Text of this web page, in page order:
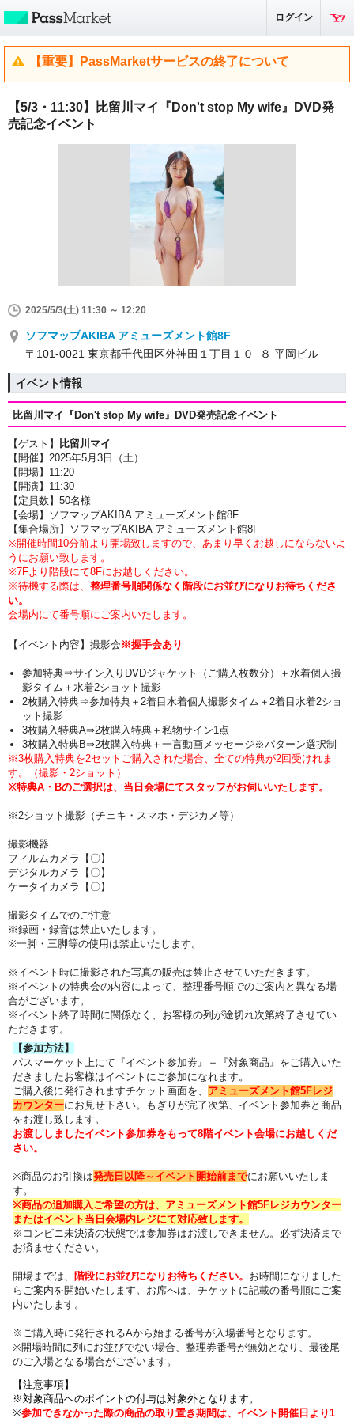
ログイン
【重要】PassMarketサービスの終了について
【5/3・11:30】比留川マイ『Don't stop My wife』DVD発
売記念イベント
2025/5/3(土) 11:30 ～ 12:20
ソフマップAKIBA アミューズメント館8F
〒101-0021 東京都千代田区外神田１丁目１０−８ 平岡ビル
イベント情報
比留川マイ『Don't stop My wife』 DVD発売記念イベント
【ゲスト】
比留川マイ
【開催】2025年5月3日（土）
【開場】11:20
【開演】11:30
【定員数】50名様
【会場】ソフマップAKIBA アミューズメント館8F
【集合場所】ソフマップAKIBA アミューズメント館8F
※開催時間10分前より開場致しますので、あまり早くお越しにならないよ
うにお願い致します。
※7Fより階段にて8Fにお越しください。
※待機する際は、 整理番号順関係なく階段にお並びになりお待ちくださ
い。
会場内にて番号順にご案内いたします。
【イベント内容】撮影会 ※握手会あり
参加特典⇒サイン入りDVDジャケット（ご購入枚数分）＋ 水着個人撮
影タイム ＋水着2ショット撮影
2枚購入特典⇒参加特典 ＋2着目水着個人撮影タイム＋2着目水着2ショ
ット撮影
3枚購入特典A⇒2枚購入特典＋私物サイン1点
3枚購入特典B⇒2枚購入特典＋一言動画メッセージ※パターン選択制
※3枚購入特典を2セットご購入された場合、全ての特典が2回受けれま
す。（撮影・2ショット）
※特典A・Bのご選択は、当日会場にてスタッフがお伺いいたします。
※2ショット撮影（チェキ・スマホ・デジカメ等）
撮影機器
フィルムカメラ【〇】
デジタルカメラ【〇】
ケータイカメラ【〇】
撮影タイムでのご注意
※録画・録音は禁止いたします。
※一脚・三脚等の使用は禁止いたします。
※イベント時に撮影された写真の販売は禁止させていただきます。
※イベントの特典会の内容によって、整理番号順でのご案内と異なる場
合がございます。
※イベント終了時間に関係なく、お客様の列が途切れ次第終了させてい
ただきます。
【参加方法】
パスマーケット上にて『イベント参加券』＋『対象商品』をご購入いた
だきましたお客様はイベントにご参加になれます。
ご購入後に発行されますチケット画面を、 アミューズメント館5Fレジ
カウンターにお見せ下さい。
もぎりが完了次第、イベント参加券と商品
をお渡し致します。
お渡ししましたイベント参加券をもって8階イベント会場にお越しくだ
さい。
※商品のお引換は発売日以降～ イベント開始前までにお願いいたしま
す。
※商品の追加購入ご希望の方は、 アミューズメント館5Fレジカウンター
またはイベント当日会場内レジにて対応致します。
※コンビニ未決済の状態では参加券はお渡しできません。必ず決済まで
お済ませください。
開場までは、 階段にお並びになりお待ちください。 お時間になりました
らご案内を開始いたします。お席へは、チケットに記載の番号順にご案
内いたします 。
※ご購入時に発行されるAから始まる番号が入場番号となります。
※開場時間に列にお並びでない場合、整理券番号が無効となり、最後尾
のご入場となる場合がございます。
【注意事項】
※対象商品へのポイントの付与は対象外となります。
※参加できなかった際の商品の取り置き期間は、イベント開催日より1